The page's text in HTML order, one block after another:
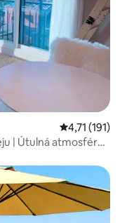
Priemerné
4,71 (191)
| Útulná atmosféra